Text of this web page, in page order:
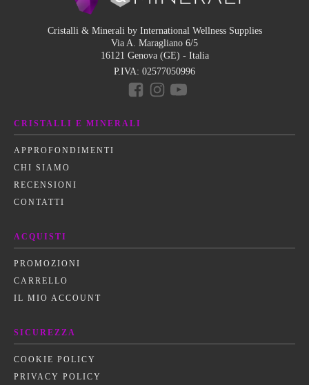
Cristalli & Minerali by International Wellness Supplies
Via A. Maragliano 6/5
16121 Genova (GE) - Italia
P.IVA: 02577050996
CRISTALLI E MINERALI
APPROFONDIMENTI
CHI SIAMO
RECENSIONI
CONTATTI
ACQUISTI
PROMOZIONI
CARRELLO
IL MIO ACCOUNT
SICUREZZA
COOKIE POLICY
PRIVACY POLICY